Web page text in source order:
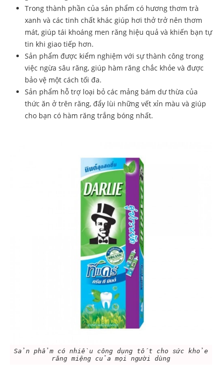
Trong thành phần của sản phẩm có hương thơm trà
xanh và các tinh chất khác giúp hơi thở trở nên thơm
mát, giúp tái khoáng men răng hiệu quả và khiến bạn tự
tin khi giao tiếp hơn.
Sản phẩm được kiểm nghiệm với sự thành công trong
việc ngừa sâu răng, giúp hàm răng chắc khỏe và được
bảo vệ một cách tối đa.
Sản phẩm hỗ trợ loại bỏ các mảng bám dư thừa của
thức ăn ở trên răng, đẩy lùi những vết xỉn màu và giúp
cho bạn có hàm răng trắng bóng nhất.
Sản phẩm có nhiều công dụng tốt cho sức khỏe
răng miệng của mọi người dùng